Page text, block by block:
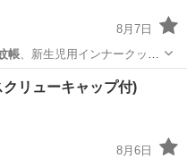
8月7日
帳、新生児用インナークッシ
用品
リューキャップ付)
8月6日